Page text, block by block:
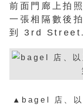
前面門廊上拍
一張相隔數後
到 3rd Street.
▲ bagel 店、以